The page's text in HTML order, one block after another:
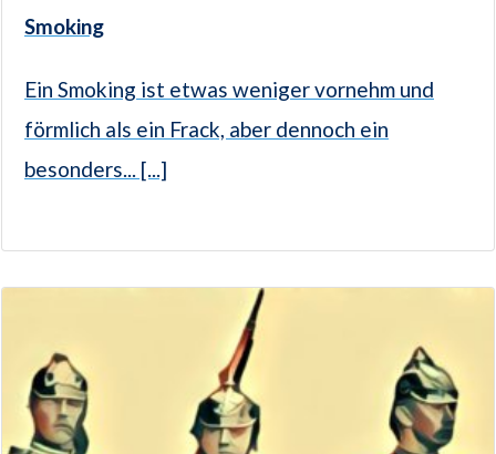
Smoking
Ein Smoking ist etwas weniger vornehm und
förmlich als ein Frack, aber dennoch ein
besonders... [...]